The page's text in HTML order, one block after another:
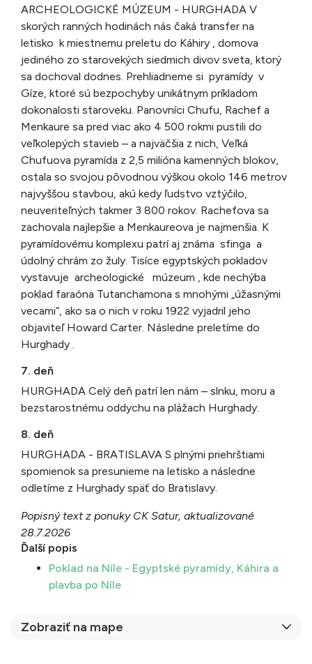
ARCHEOLOGICKÉ MÚZEUM - HURGHADA V
skorých ranných hodinách nás čaká transfer na
letisko k miestnemu preletu do Káhiry , domova
jediného zo starovekých siedmich divov sveta, ktorý
sa dochoval dodnes. Prehliadneme si pyramídy v
Gíze, ktoré sú bezpochyby unikátnym príkladom
dokonalosti staroveku. Panovníci Chufu, Rachef a
Menkaure sa pred viac ako 4 500 rokmi pustili do
veľkolepých stavieb – a najväčšia z nich, Veľká
Chufuova pyramída z 2,5 milióna kamenných blokov,
ostala so svojou pôvodnou výškou okolo 146 metrov
najvyššou stavbou, akú kedy ľudstvo vztýčilo,
neuveriteľných takmer 3 800 rokov. Rachefova sa
zachovala najlepšie a Menkaureova je najmenšia. K
pyramídovému komplexu patrí aj známa sfinga a
údolný chrám zo žuly. Tisíce egyptských pokladov
vystavuje archeologické múzeum , kde nechýba
poklad faraóna Tutanchamona s mnohými „úžasnými
vecami“, ako sa o nich v roku 1922 vyjadril jeho
objaviteľ Howard Carter. Následne preletíme do
Hurghady .
7. deň
HURGHADA Celý deň patrí len nám – slnku, moru a
bezstarostnému oddychu na plážach Hurghady.
8. deň
HURGHADA - BRATISLAVA S plnými priehrštiami
spomienok sa presunieme na letisko a následne
odletíme z Hurghady späť do Bratislavy.
Popisný text z ponuky CK Satur, aktualizované
28.7.2026
Ďalší popis
Poklad na Níle - Egyptské pyramídy, Káhira a
plavba po Níle
Zobraziť na mape